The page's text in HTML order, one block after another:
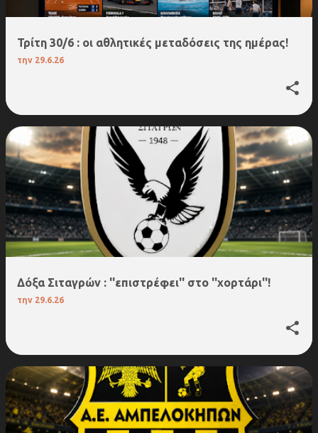
Τρίτη 30/6 : οι αθλητικές μεταδόσεις της ημέρας!
την 29.6.26
Δόξα Σιταγρών : ''επιστρέφει'' στο ''χορτάρι''!
την 29.6.26